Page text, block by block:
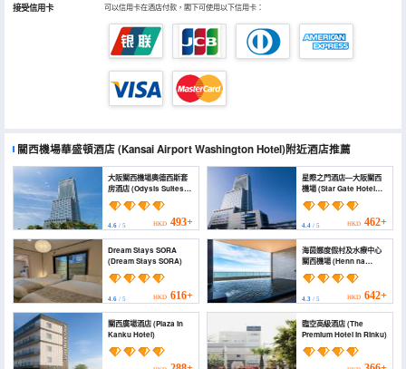
接受信用卡 可以信用卡在酒店付款，閣下可使用以下信用卡：
關西機場華盛頓酒店(Kansai Airport Washington Hotel)附近酒店推薦
大阪關西機場奧德西斯套
房酒店 (Odysis Suites
Osaka Airport Hotel)
4.6 / 5 HKD 493+
星際之門酒店—大阪關西
機場 (Star Gate Hotel
Kansai Airport)
4.4/ 5 HKD 462+
Dream Stays SORA
(Dream Stays SORA)
4.6 / 5 HKD 616+
海茵娜度假村及水療中心
關西機場 (Henn na
Resort＆Spa Kansai
Airport)
4.3/ 5 HKD 642+
關西廣場酒店 (Plaza in
Kanku Hotel)
臨空高級酒店 (The
Premium Hotel in Rinku)